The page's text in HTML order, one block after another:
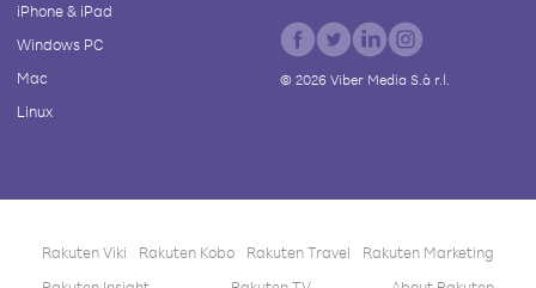
iPhone & iPad
Windows PC
Mac
Linux
© 2026Viber Media S.à r.l.
Rakuten Viki Rakuten Kobo Rakuten Travel
Rakuten Marketing